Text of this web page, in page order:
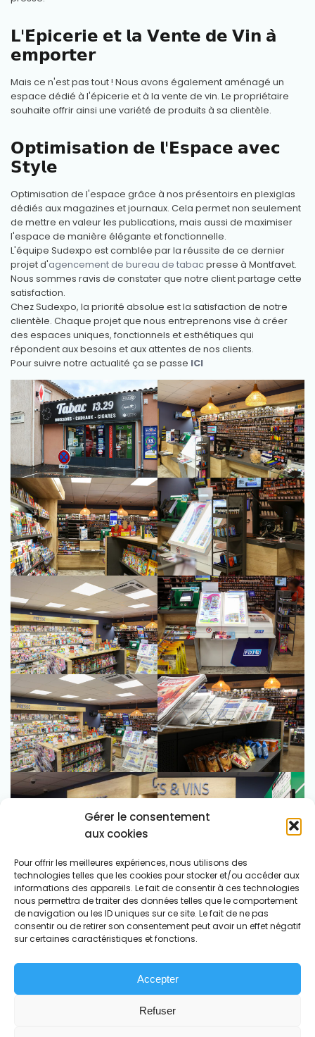
Gérer le consentement
aux cookies
Pour offrir les meilleures expériences, nous utilisons des
technologies telles que les cookies pour stocker et/ou accéder aux
informations des appareils. Le fait de consentir à ces technologies
nous permettra de traiter des données telles que le comportement
de navigation ou les ID uniques sur ce site. Le fait de ne pas
consentir ou de retirer son consentement peut avoir un effet négatif
sur certaines caractéristiques et fonctions.
Accepter
Refuser
𝗟'𝗘́𝗽𝗶𝗰𝗲𝗿𝗶𝗲 𝗲𝘁 𝗹𝗮 𝗩𝗲𝗻𝘁𝗲 𝗱𝗲 𝗩𝗶𝗻 𝗮̀
𝗲𝗺𝗽𝗼𝗿𝘁𝗲𝗿
Mais ce n'est pas tout ! Nous avons également aménagé un
espace dédié à l'épicerie et à la vente de vin. Le propriétaire
souhaite offrir ainsi une variété de produits à sa clientèle.
𝗢𝗽𝘁𝗶𝗺𝗶𝘀𝗮𝘁𝗶𝗼𝗻 𝗱𝗲 𝗹'𝗘𝘀𝗽𝗮𝗰𝗲 𝗮𝘃𝗲𝗰
𝗦𝘁𝘆𝗹𝗲
Optimisation de l'espace grâce à nos présentoirs en plexiglas
dédiés aux magazines et journaux. Cela permet non seulement
de mettre en valeur les publications, mais aussi de maximiser
l'espace de manière élégante et fonctionnelle.
L'équipe Sudexpo est comblée par la réussite de ce dernier
projet d'agencement de bureau de tabac presse à Montfavet.
Nous sommes ravis de constater que notre client partage cette
satisfaction.
Chez Sudexpo, la priorité absolue est la satisfaction de notre
clientèle. Chaque projet que nous entreprenons vise à créer
des espaces uniques, fonctionnels et esthétiques qui
répondent aux besoins et aux attentes de nos clients.
Pour suivre notre actualité ça se passe ICI